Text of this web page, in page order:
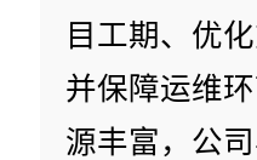
目工期、优
并保障运维
源丰富，公